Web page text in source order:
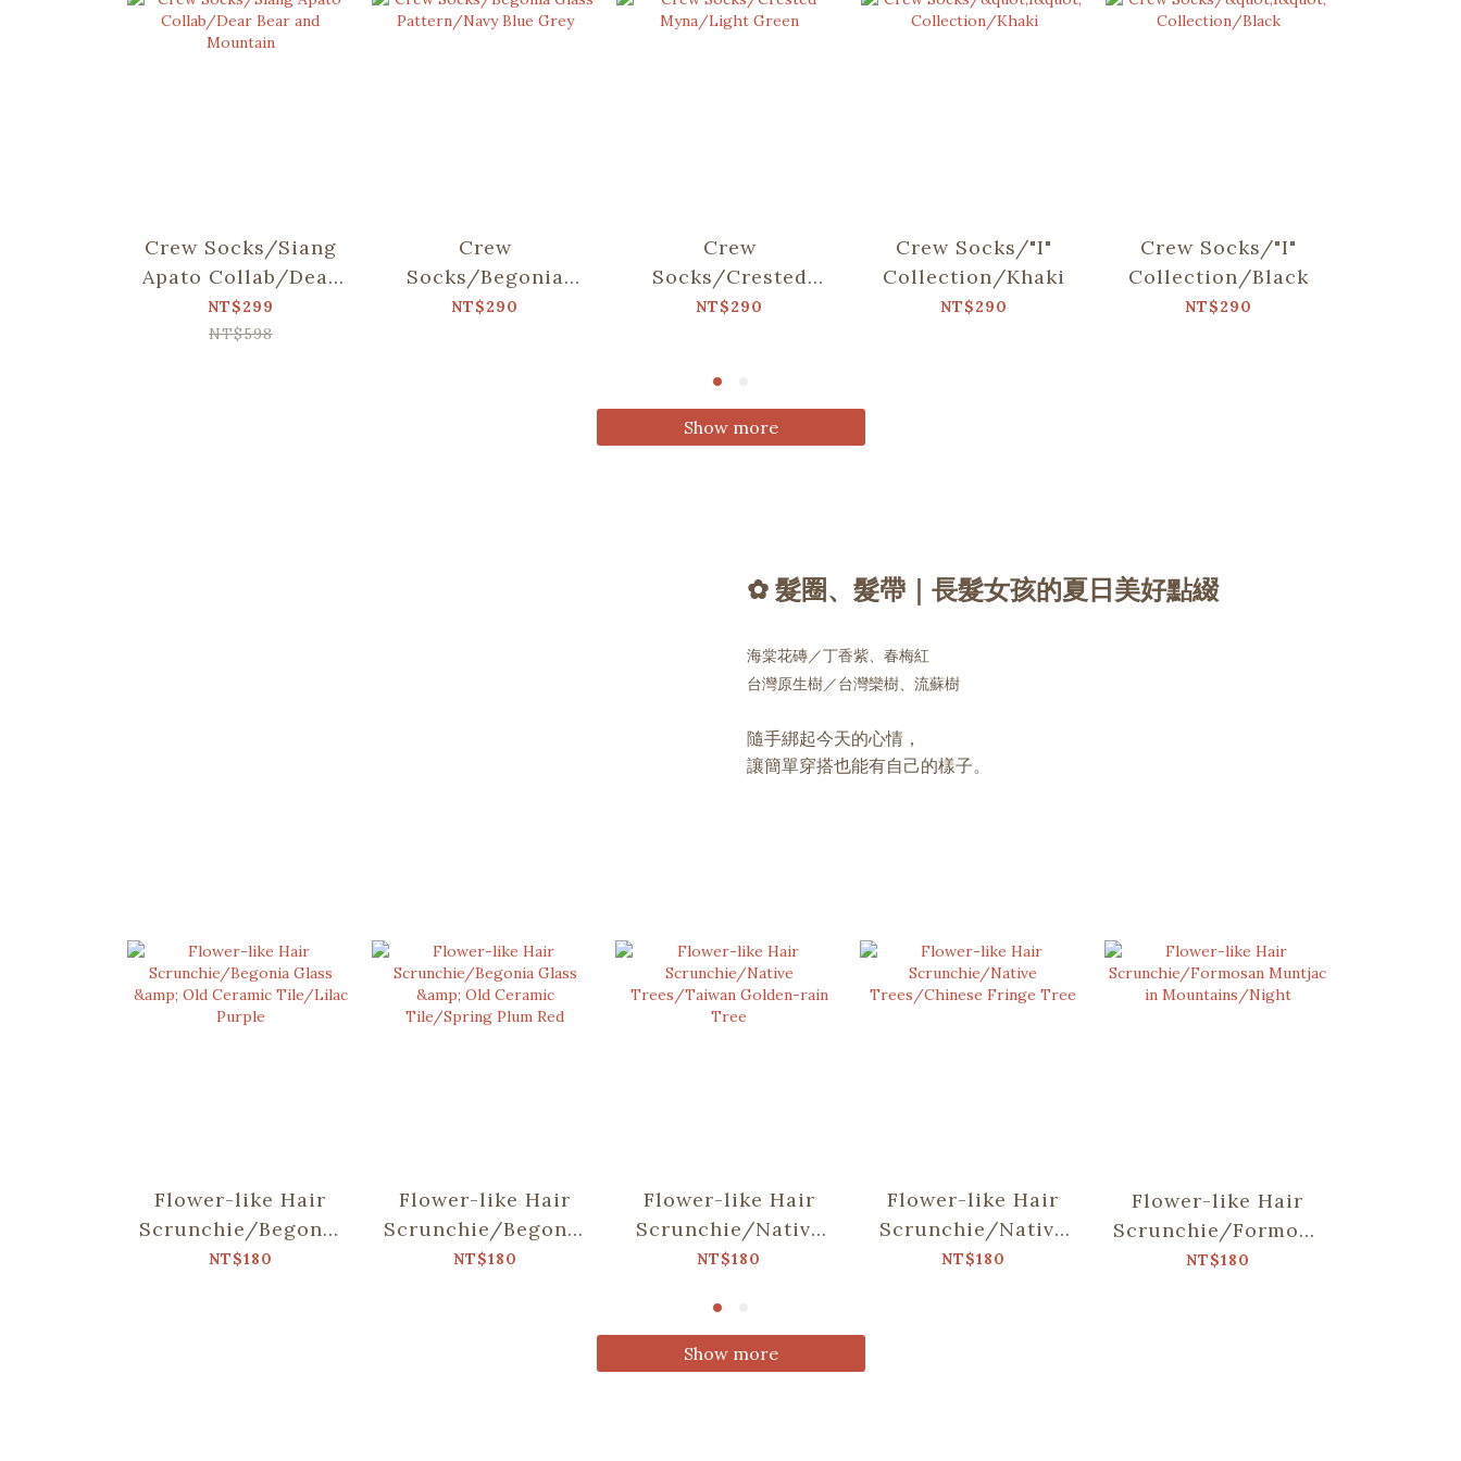
Crew Socks/Siang
Apato Collab/Dear
Bear and Mountain
NT$299
NT$598
Crew
Socks/Begonia
Glass Pattern/Navy
NT$290
Crew
Socks/Crested
Myna/Light Green
NT$290
Crew Socks/"I"
Collection/Khaki
NT$290
Crew Socks/"I"
Collection/Black
NT$290
Show more
✿ 髮圈、髮帶｜長髮女孩的夏日美好點綴
海棠花磚／丁香紫、春梅紅
台灣原生樹／台灣欒樹、流蘇樹
隨手綁起今天的心情，
讓簡單穿搭也能有自己的樣子。
Flower-like Hair
Scrunchie/Begonia
Glass & Old
NT$180
Flower-like Hair
Scrunchie/Begonia
Glass & Old
NT$180
Flower-like Hair
Scrunchie/Native
Trees/Taiwan
NT$180
Flower-like Hair
Scrunchie/Native
Trees/Chinese
NT$180
Flower-like Hair
Scrunchie/Formosan
Muntjac in
NT$180
Show more